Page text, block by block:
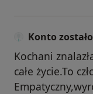
Konto
Kochani
całe życie.To